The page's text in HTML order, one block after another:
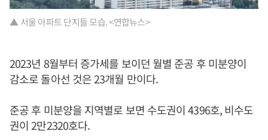
▲ 서울 아파트 단지들 모습. <연합뉴스>
2023년 8월부터 증가세를 보이던 월별 준공 후 미분양이
감소로 돌아선 것은 23개월 만이다.
준공 후 미분양을 지역별로 보면 수도권이 4396호, 비수도
권이 2만2320호다.